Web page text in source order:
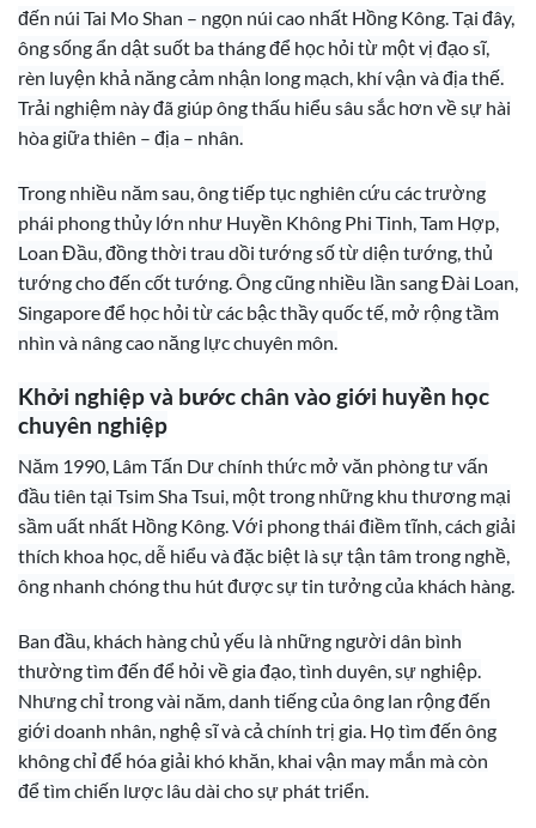
đến núi Tai Mo Shan – ngọn núi cao nhất Hồng Kông. Tại đây,
ông sống ẩn dật suốt ba tháng để học hỏi từ một vị đạo sĩ,
rèn luyện khả năng cảm nhận long mạch, khí vận và địa thế.
Trải nghiệm này đã giúp ông thấu hiểu sâu sắc hơn về sự hài
hòa giữa thiên – địa – nhân.
Trong nhiều năm sau, ông tiếp tục nghiên cứu các trường
phái phong thủy lớn như Huyền Không Phi Tinh, Tam Hợp,
Loan Đầu, đồng thời trau dồi tướng số từ diện tướng, thủ
tướng cho đến cốt tướng. Ông cũng nhiều lần sang Đài Loan,
Singapore để học hỏi từ các bậc thầy quốc tế, mở rộng tầm
nhìn và nâng cao năng lực chuyên môn.
Khởi nghiệp và bước chân vào giới huyền học
chuyên nghiệp
Năm 1990, Lâm Tấn Dư chính thức mở văn phòng tư vấn
đầu tiên tại Tsim Sha Tsui, một trong những khu thương mại
sầm uất nhất Hồng Kông. Với phong thái điềm tĩnh, cách giải
thích khoa học, dễ hiểu và đặc biệt là sự tận tâm trong nghề,
ông nhanh chóng thu hút được sự tin tưởng của khách hàng.
Ban đầu, khách hàng chủ yếu là những người dân bình
thường tìm đến để hỏi về gia đạo, tình duyên, sự nghiệp.
Nhưng chỉ trong vài năm, danh tiếng của ông lan rộng đến
giới doanh nhân, nghệ sĩ và cả chính trị gia. Họ tìm đến ông
không chỉ để hóa giải khó khăn, khai vận may mắn mà còn
để tìm chiến lược lâu dài cho sự phát triển.